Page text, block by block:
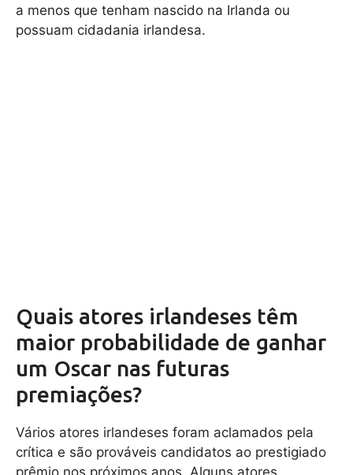
a menos que tenham nascido na Irlanda ou
possuam cidadania irlandesa.
Quais atores irlandeses têm
maior probabilidade de ganhar
um Oscar nas futuras
premiações?
Vários atores irlandeses foram aclamados pela
crítica e são prováveis ​​candidatos ao prestigiado
prêmio nos próximos anos. Alguns atores